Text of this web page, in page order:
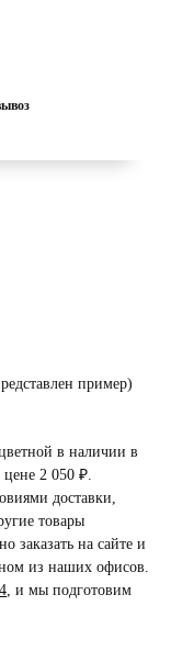
пример)
в наличии в
2 050 ₽.
доставки,
товары
заказать на сайте и
из наших офисов.
и мы подготовим